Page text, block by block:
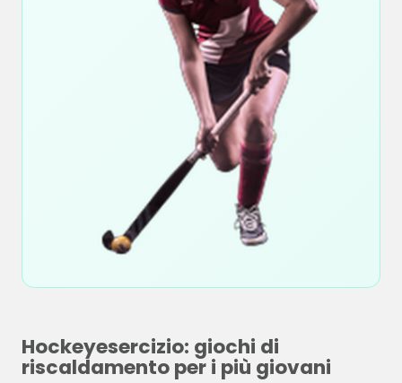
Hockeyesercizio: giochi di
riscaldamento per i più giovani